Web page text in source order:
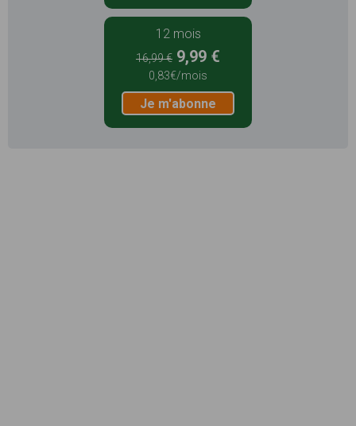
12 mois
16,99 € 9,99 €
0,83€/mois
Je m'abonne